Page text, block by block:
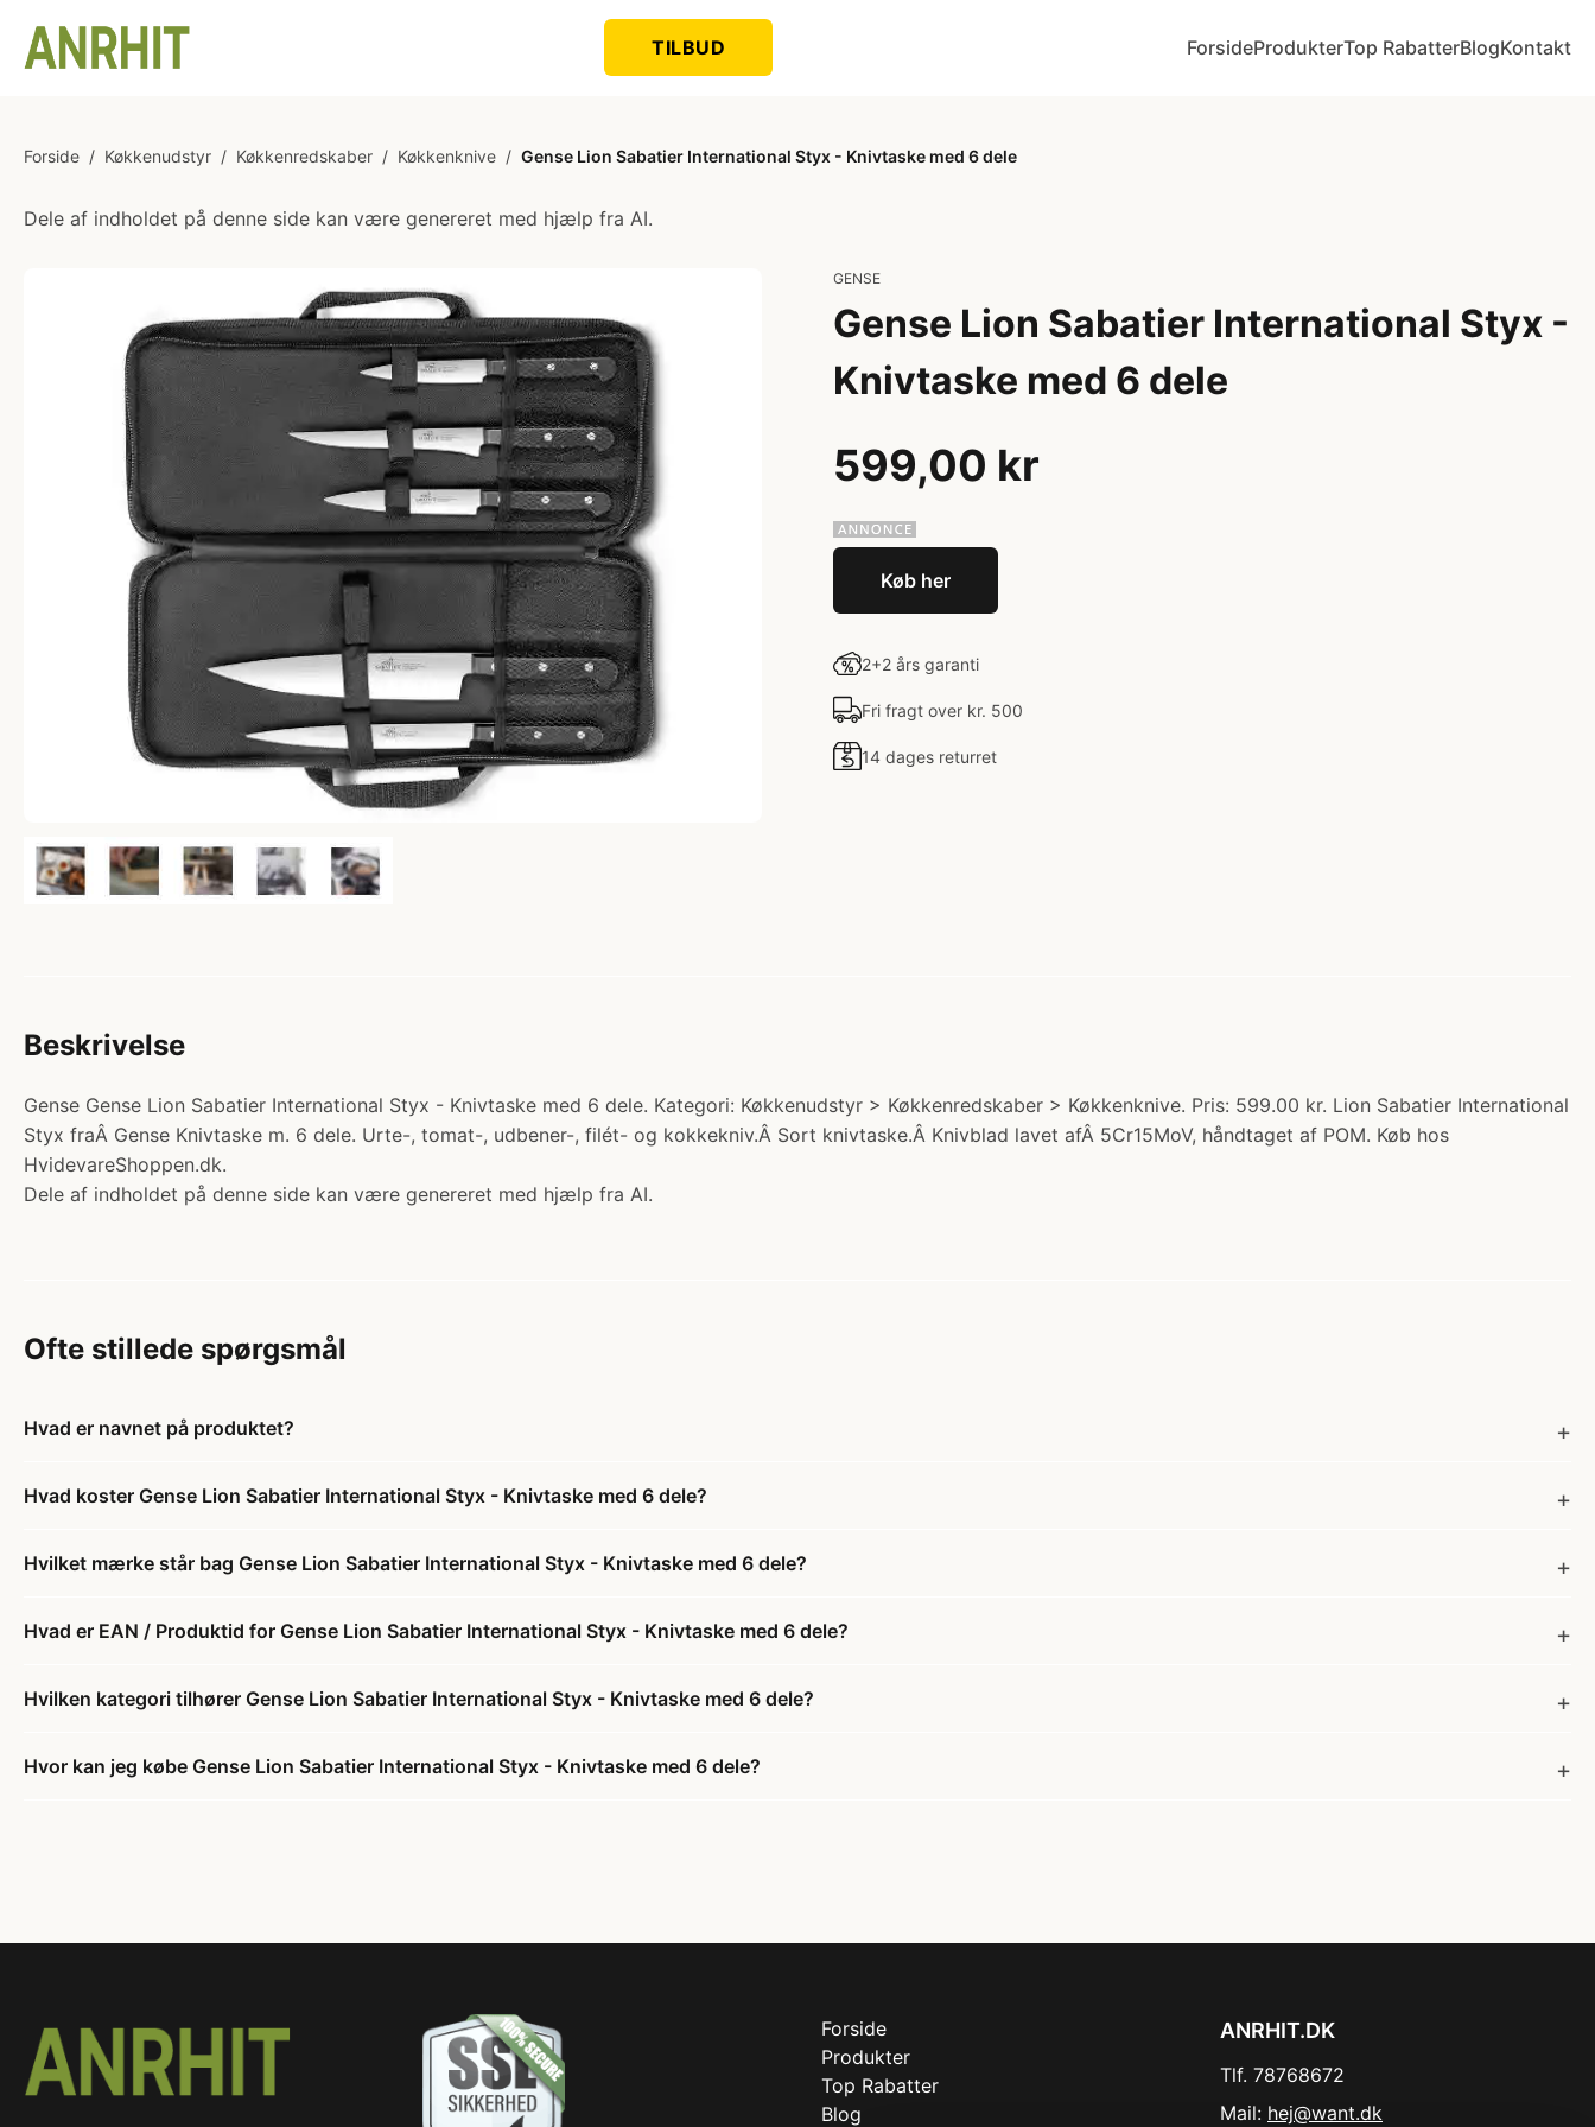
TILBUD ForsideProdukterTop RabatterBlogKontakt
Forside / Køkkenudstyr / Køkkenredskaber / Køkkenknive / Gense Lion Sabatier International Styx - Knivtaske med 6 dele
Dele af indholdet på denne side kan være genereret med hjælp fra AI.
GENSE
Gense Lion Sabatier International Styx -
Knivtaske med 6 dele
599,00 kr
Køb her
2+2 års garanti
Fri fragt over kr. 500
14 dages returret
Beskrivelse
Gense Gense Lion Sabatier International Styx - Knivtaske med 6 dele. Kategori: Køkkenudstyr > Køkkenredskaber > Køkkenknive. Pris: 599.00 kr. Lion Sabatier International
Styx fraÂ Gense Knivtaske m. 6 dele. Urte-, tomat-, udbener-, filét- og kokkekniv.Â Sort knivtaske.Â Knivblad lavet afÂ 5Cr15MoV, håndtaget af POM. Køb hos
HvidevareShoppen.dk.
Dele af indholdet på denne side kan være genereret med hjælp fra AI.
Ofte stillede spørgsmål
Hvad er navnet på produktet?
Hvad koster Gense Lion Sabatier International Styx - Knivtaske med 6 dele?
Hvilket mærke står bag Gense Lion Sabatier International Styx - Knivtaske med 6 dele?
Hvad er EAN / Produktid for Gense Lion Sabatier International Styx - Knivtaske med 6 dele?
Hvilken kategori tilhører Gense Lion Sabatier International Styx - Knivtaske med 6 dele?
Hvor kan jeg købe Gense Lion Sabatier International Styx - Knivtaske med 6 dele?
Forside
Produkter
Top Rabatter
Blog
ANRHIT.DK
Tlf. 78768672
Mail: hej@want.dk